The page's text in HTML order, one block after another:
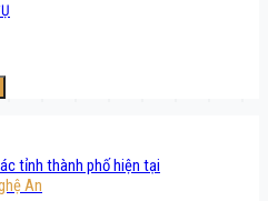
tỉnh thành phố hiện tại
An